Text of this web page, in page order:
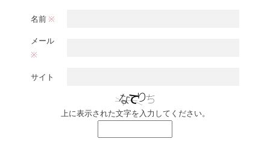
名前 ※
メール
※
サイト
上に表示された文字を入力してください。